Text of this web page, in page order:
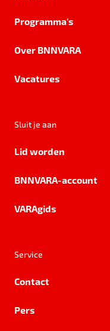
Programma's
Over BNNVARA
Vacatures
Sluit je aan
Lid worden
BNNVARA-account
VARAgids
Service
Contact
Pers